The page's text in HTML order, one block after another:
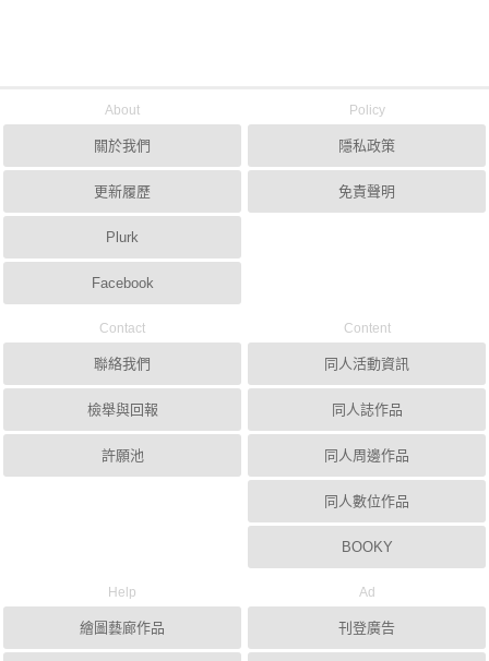
About
關於我們
更新履歷
Plurk
Facebook
Policy
隱私政策
免責聲明
Contact
聯絡我們
檢舉與回報
許願池
Content
同人活動資訊
同人誌作品
同人周邊作品
同人數位作品
BOOKY
Help
繪圖藝廊作品
Ad
刊登廣告